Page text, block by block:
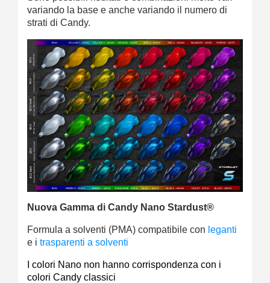
variando la base e anche variando il numero di
strati di Candy.
Nuova Gamma di Candy Nano Stardust®
Formula a solventi (PMA) compatibile con leganti
e i trasparenti a solventi
I colori Nano non hanno corrispondenza con i
colori Candy classici